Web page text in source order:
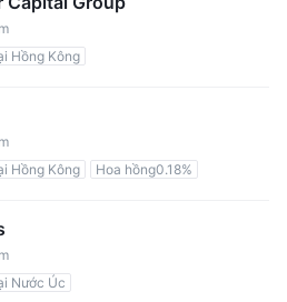
Hồng Kông
Hồng Kông
Hoa hồng0.18%
Nước Úc